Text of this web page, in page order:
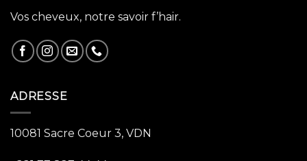
Vos cheveux, notre savoir f’hair.
ADRESSE
10081 Sacre Coeur 3, VDN